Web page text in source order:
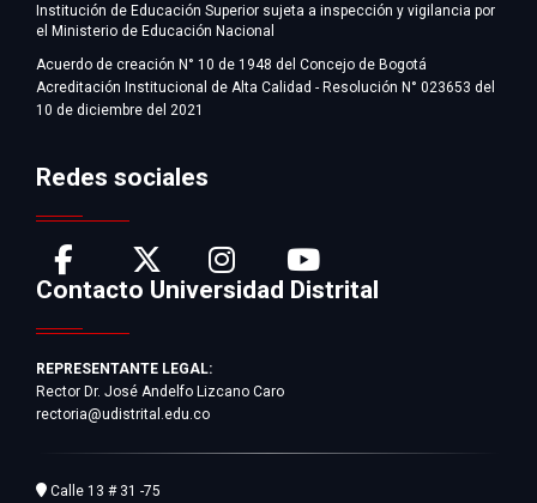
Institución de Educación Superior sujeta a inspección y vigilancia por
el Ministerio de Educación Nacional
Acuerdo de creación N° 10 de 1948 del Concejo de Bogotá
Acreditación Institucional de Alta Calidad - Resolución N° 023653 del
10 de diciembre del 2021
Redes sociales
Contacto Universidad Distrital
REPRESENTANTE LEGAL:
Rector Dr. José Andelfo Lizcano Caro
rectoria@udistrital.edu.co
Calle 13 # 31 -75